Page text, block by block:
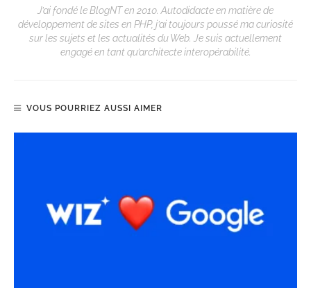
J’ai fondé le BlogNT en 2010. Autodidacte en matière de
développement de sites en PHP, j’ai toujours poussé ma curiosité
sur les sujets et les actualités du Web. Je suis actuellement
engagé en tant qu’architecte interopérabilité.
VOUS POURRIEZ AUSSI AIMER